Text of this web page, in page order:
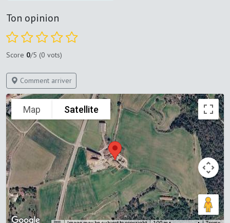
Ton opinion
Score 0/5 (0 vots)
Comment arriver
Map Satellite